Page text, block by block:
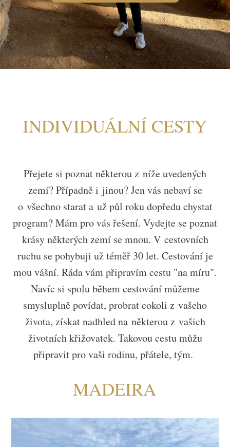
INDIVIDUÁLNÍ CESTY
Přejete si poznat některou z níže uvedených
zemí? Případně i jinou? Jen vás nebaví se
o všechno starat a už půl roku dopředu chystat
program? Mám pro vás řešení. Vydejte se poznat
krásy některých zemí se mnou. V cestovních
ruchu se pohybuji už téměř 30 let. Cestování je
mou vášní. Ráda vám připravím cestu "na míru".
Navíc si spolu během cestování můžeme
smysluplně povídat, probrat cokoli z vašeho
života, získat nadhled na některou z vašich
životních křižovatek. Takovou cestu můžu
připravit pro vaši rodinu, přátele, tým.
MADEIRA